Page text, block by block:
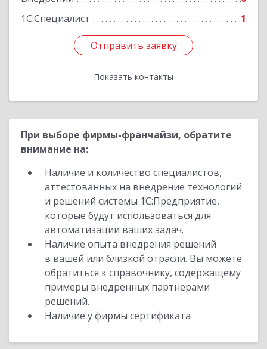
1С:Специалист
1
Отправить заявку
Показать контакты
Отправить заявку
Назад
При выборе фирмы-франчайзи, обратите
внимание на:
Наличие и количество специалистов,
аттестованных на внедрение технологий
и решений системы 1С:Предприятие,
которые будут использоваться для
автоматизации ваших задач.
Наличие опыта внедрения решений
в вашей или близкой отрасли. Вы можете
обратиться к справочнику, содержащему
примеры внедренных партнерами
решений.
Наличие у фирмы сертификата